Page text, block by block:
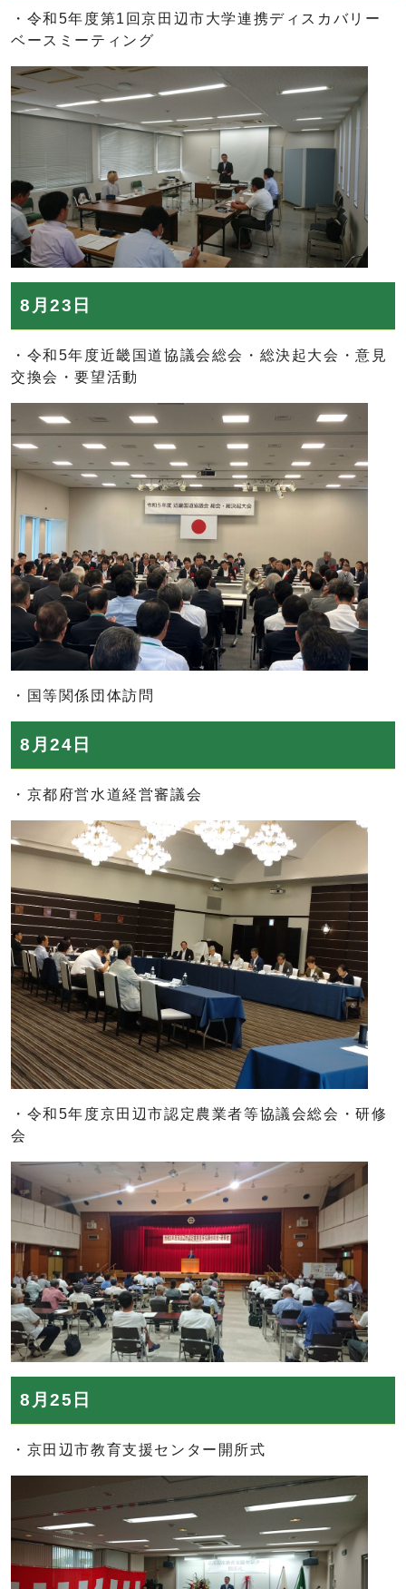
・令和5年度第1回京田辺市大学連携ディスカバリー
ベースミーティング
8月23日
・令和5年度近畿国道協議会総会・総決起大会・意見
交換会・要望活動
・国等関係団体訪問
8月24日
・京都府営水道経営審議会
・令和5年度京田辺市認定農業者等協議会総会・研修
会
8月25日
・京田辺市教育支援センター開所式